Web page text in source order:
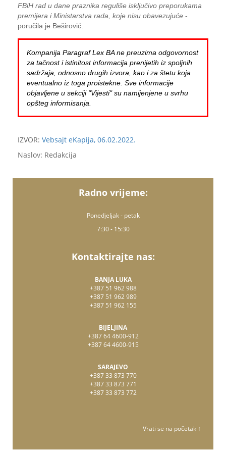
FBiH rad u dane praznika reguliše isključivo preporukama
premijera i Ministarstva rada, koje nisu obavezujuće -
poručila je Beširović.
Kompanija Paragraf Lex BA ne preuzima odgovornost
za tačnost i istinitost informacija prenijetih iz spoljnih
sadržaja, odnosno drugih izvora, kao i za štetu koja
eventualno iz toga proistekne. Sve informacije
objavljene u sekciji "Vijesti" su namijenjene u svrhu
opšteg informisanja.
IZVOR: Vebsajt eKapija, 06.02.2022.
Naslov: Redakcija
Radno vrijeme:
Ponedjeljak - petak
7:30 - 15:30
Kontaktirajte nas:
BANJA LUKA
+387 51 962 988
+387 51 962 989
+387 51 962 155
BIJELJINA
+387 64 4600-912
+387 64 4600-915
SARAJEVO
+387 33 873 770
+387 33 873 771
+387 33 873 772
Vrati se na početak ↑